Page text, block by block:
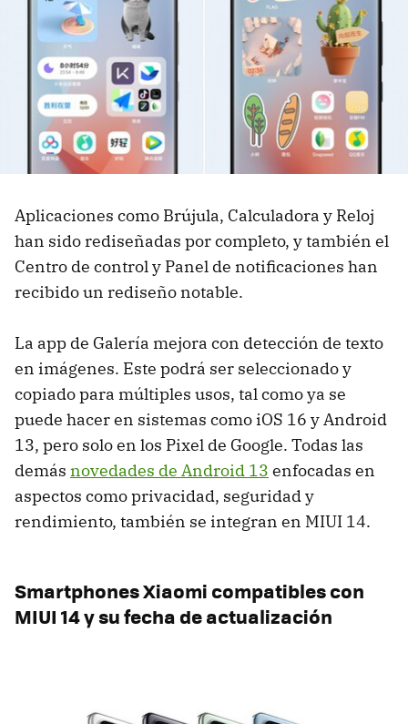
Aplicaciones como Brújula, Calculadora y Reloj
han sido rediseñadas por completo, y también el
Centro de control y Panel de notificaciones han
recibido un rediseño notable.
La app de Galería mejora con detección de texto
en imágenes. Este podrá ser seleccionado y
copiado para múltiples usos, tal como ya se
puede hacer en sistemas como iOS 16 y Android
13, pero solo en los Pixel de Google. Todas las
demás novedades de Android 13 enfocadas en
aspectos como privacidad, seguridad y
rendimiento, también se integran en MIUI 14.
Smartphones Xiaomi compatibles con
MIUI 14 y su fecha de actualización